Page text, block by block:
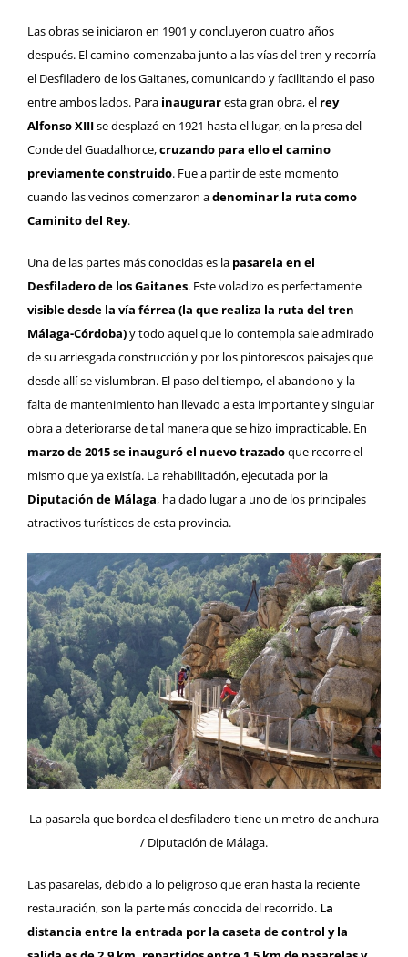
Las obras se iniciaron en 1901 y concluyeron cuatro años
después. El camino comenzaba junto a las vías del tren y recorría
el Desfiladero de los Gaitanes, comunicando y facilitando el paso
entre ambos lados. Para inauguraresta gran obra, el rey
Alfonso XIIIse desplazó en 1921 hasta el lugar, en la presa del
Conde del Guadalhorce,cruzando para ello el camino
previamente construido. Fue a partir de este momento
cuando las vecinos comenzaron adenominar la ruta como
Caminito del Rey.
Una de las partes más conocidas es la pasarela en el
Desfiladero de los Gaitanes. Este voladizo es perfectamente
visible desde la vía férrea (la que realiza la ruta del tren
Málaga-Córdoba)y todo aquel que lo contempla sale admirado
de su arriesgada construcción y por los pintorescos paisajes que
desde allí se vislumbran. El paso del tiempo, el abandono y la
falta de mantenimiento han llevado a esta importante y singular
obra a deteriorarse de tal manera que se hizo impracticable. En
marzo de 2015 se inauguró el nuevo trazadoque recorre el
mismo que ya existía. La rehabilitación, ejecutada por la
Diputación de Málaga, ha dado lugar a uno de los principales
atractivos turísticos de esta provincia.
La pasarela que bordea el desfiladero tiene un metro de anchura
/ Diputación de Málaga.
Las pasarelas, debido a lo peligroso que eran hasta la reciente
restauración, son la parte más conocida del recorrido. La
distancia entre la entrada por la caseta de control y la